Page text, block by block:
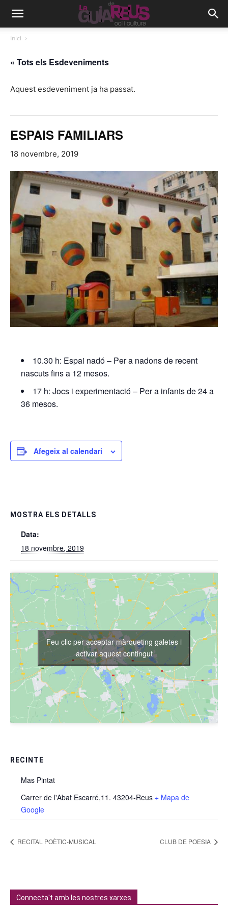
Inici
« Tots els Esdeveniments
Aquest esdeveniment ja ha passat.
ESPAIS FAMILIARS
18 novembre, 2019
10.30 h: Espai nadó – Per a nadons de recent
nascuts fins a 12 mesos.
17 h: Jocs i experimentació – Per a infants de 24 a
36 mesos.
Afegeix al calendari
MOSTRA ELS DETALLS
Data:
18 novembre, 2019
RECINTE
Mas Pintat
Carrer de l'Abat Escarré,11. 43204-Reus + Mapa de
Google
Feu clic per acceptar màrqueting galetes i
activar aquest contingut
RECITAL POÈTIC-MUSICAL CLUB DE POESIA
Connecta't amb les nostres xarxes